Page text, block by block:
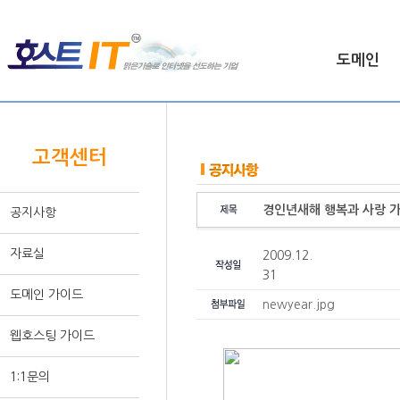
도메인
고객센터
공지사항
자료실
도메인 가이드
웹호스팅 가이드
1:1문의
경인년새해 행복과 사랑
2009.12.
31
newyear.jpg